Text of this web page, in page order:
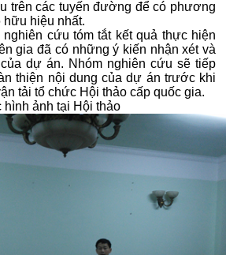
trên các tuyến đường để có phương
hữu hiệu nhất.
cứu tóm tắt kết quả thực hiện
gia đã có những ý kiến nhận xét và
dự án. Nhóm nghiên cứu sẽ tiếp
thiện nội dung của dự án trước khi
tải tổ chức Hội thảo cấp quốc gia.
hình ảnh tại Hội thảo